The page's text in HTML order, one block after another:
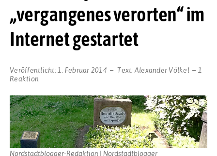
„vergangenes verorten“ im
Internet gestartet
Veröffentlicht: 1. Februar 2014 Text: Alexander Völkel
1
Reaktion
Nordstadtblogger-Redaktion | Nordstadtblogger